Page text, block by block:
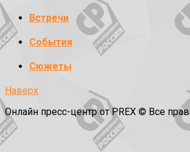
Встречи
События
Сюжеты
Наверх
Онлайн пресс-центр от PREX © Все